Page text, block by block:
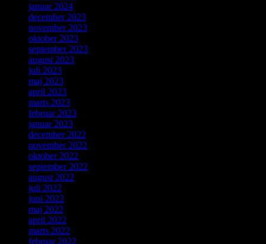
januar 2024
december 2023
november 2023
oktober 2023
september 2023
august 2023
juli 2023
maj 2023
april 2023
marts 2023
februar 2023
januar 2023
december 2022
november 2022
oktober 2022
september 2022
august 2022
juli 2022
juni 2022
maj 2022
april 2022
marts 2022
februar 2022